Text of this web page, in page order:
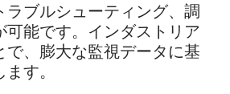
ブルシューティング、調
能です。インダストリア
、膨大な監視データに基
す。